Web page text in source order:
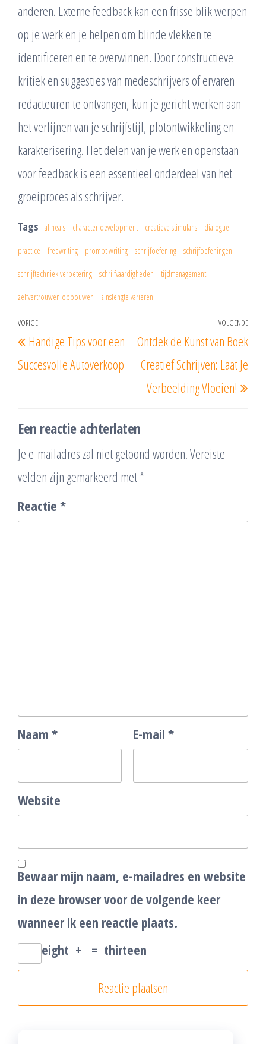
anderen. Externe feedback kan een frisse blik werpen
op je werk en je helpen om blinde vlekken te
identificeren en te overwinnen. Door constructieve
kritiek en suggesties van medeschrijvers of ervaren
redacteuren te ontvangen, kun je gericht werken aan
het verfijnen van je schrijfstijl, plotontwikkeling en
karakterisering. Het delen van je werk en openstaan
voor feedback is een essentieel onderdeel van het
groeiproces als schrijver.
Tags alinea's character development creatieve stimulans dialogue
practice freewriting prompt writing schrijfoefening schrijfoefeningen
schrijftechniek verbetering schrijfvaardigheden tijdmanagement
zelfvertrouwen opbouwen zinslengte variëren
Berichtnavigatie
Vorig
bericht
VORIGE
Handige Tips voor een
Succesvolle Autoverkoop
VOLGENDE
Ontdek de Kunst van Boek
Creatief Schrijven: Laat Je
Verbeelding Vloeien!
Een reactie achterlaten
Je e-mailadres zal niet getoond worden.Vereiste
velden zijn gemarkeerd met*
Reactie *
Naam * E-mail *
Website
Bewaar mijn naam, e-mailadres en website
in deze browser voor de volgende keer
wanneer ik een reactie plaats.
eight + = thirteen